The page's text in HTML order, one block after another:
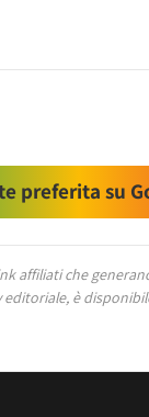
preferita su
affiliati che
è